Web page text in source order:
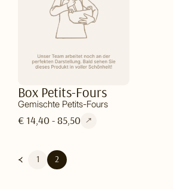
Box Petits-Fours
Gemischte Petits-Fours
€ 14,40 - 85,50
1 2